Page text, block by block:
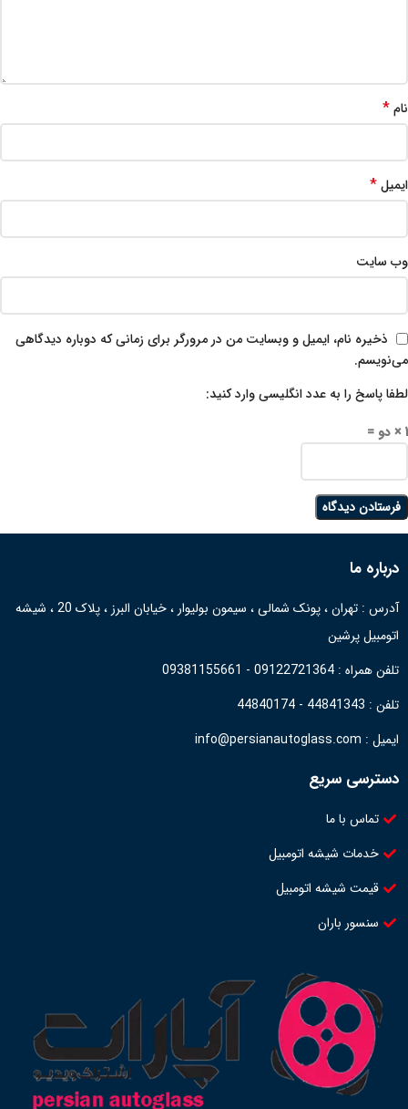
نام*
ایمیل*
وب‌ سایت
ذخیره نام، ایمیل و وبسایت من در مرورگر برای زمانی که دوباره دیدگاهی
می‌نویسم.
لطفا پاسخ را به عدد انگلیسی وارد کنید:
1 × دو =
درباره ما
آدرس : تهران ، پونک شمالی ، سیمون بولیوار ، خیابان البرز ، پلاک 20 ، شیشه
اتومبیل پرشین
تلفن همراه : 09122721364 - 09381155661
تلفن : 44841343 - 44840174
ایمیل : info@persianautoglass.com
دسترسی سریع
تماس با ما
خدمات شیشه اتومبیل
قیمت شیشه اتومبیل
سنسور باران